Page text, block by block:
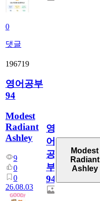
0
댓글
196719
영어공부
94
Modest
Radiant
Ashley
9
0
0
26.08.03
영
어
공
부
94
Modest
Radiant
Ashley